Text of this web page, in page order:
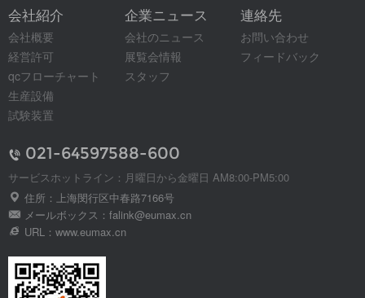
会社紹介
会社概要
経営許可
qcフローチャート
生産設備
試験装置
企業ニュース
会社のニュース
展覧会情報
スタッフ
連絡先
お問い合わせ
フィードバック
021-64597588-600
サービスホットライン：月曜日から金曜日 AM8:00-PM5:00
住所：上海閔行区中春路7166号
メールボックス：falink@eumax.cn
URL：www.eumax.cn